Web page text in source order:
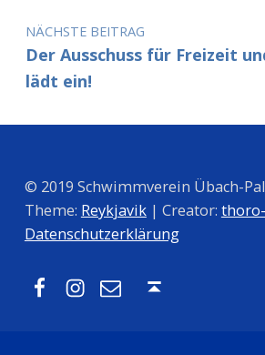
NÄCHSTE BEITRAG
Der Ausschuss für Freizeit
lädt ein!
© 2019 Schwimmverein Übach-
Theme: Reykjavik| Creator:
Datenschutzerklärung
Facebook